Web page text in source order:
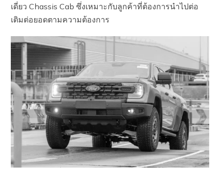
เดี่ยว Chassis Cab ซึ่งเหมาะกับลูกค้าที่ต้องการนำไปต่อ
เติมต่อยอดตามความต้องการ